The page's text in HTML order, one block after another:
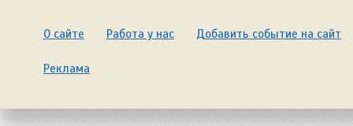
О сайте Работа у нас Добавить событие на сайт
Реклама